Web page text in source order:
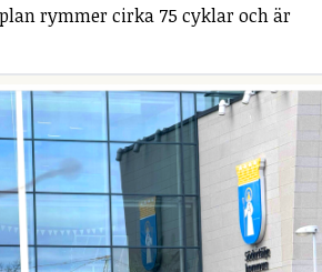
rymmer cirka 75 cyklar och är